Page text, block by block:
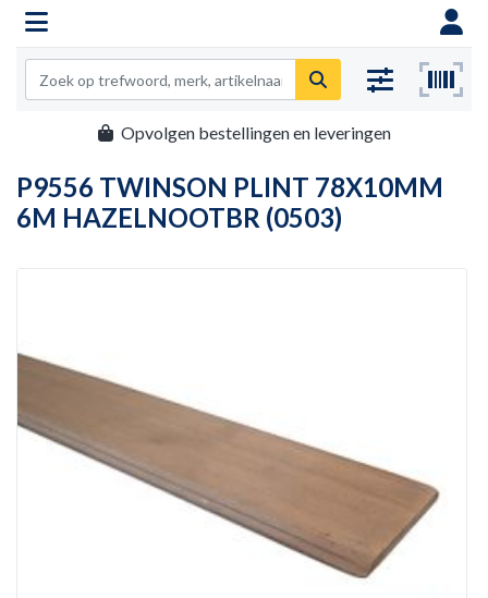
Opvolgen bestellingen en leveringen
P9556 TWINSON PLINT 78X10MM
6M HAZELNOOTBR (0503)